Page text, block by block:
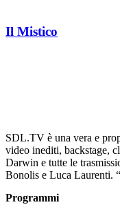
Il Mistico
SDL.TV è una vera e
video inediti, backstage,
Darwin e tutte le
Bonolis e Luca Laurenti.
Programmi